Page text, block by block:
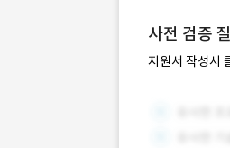
사전 검증
지원서 작성시